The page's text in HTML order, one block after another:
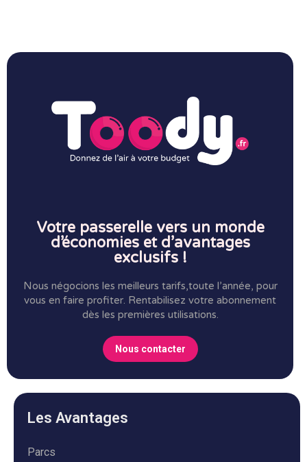
Votre passerelle vers un monde
d’économies et d’avantages
exclusifs !
Nous négocions les meilleurs tarifs,toute l’année, pour
vous en faire profiter. Rentabilisez votre abonnement
dès les premières utilisations.
Nous contacter
Les Avantages
Parcs